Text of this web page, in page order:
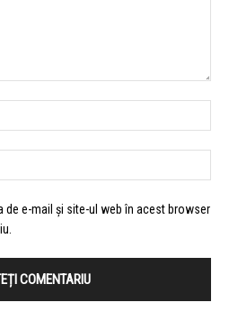
de e-mail și site-ul web în acest browser